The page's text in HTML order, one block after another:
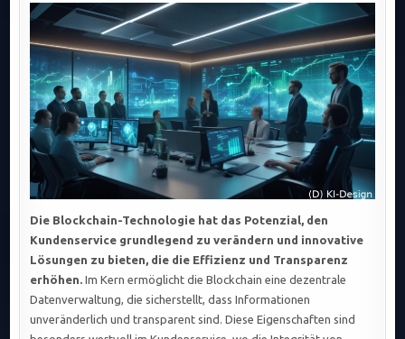
KUNDENSERVICE:
EFFIZIENZ,
TRANSPARENZ
UND
SICHERE
DATENVERWALTUNG
IM
FOKUS.
Die Blockchain-Technologie hat das Potenzial, den
Kundenservice grundlegend zu verändern und innovative
Lösungen zu bieten, die die Effizienz und Transparenz
erhöhen. Im Kern ermöglicht die Blockchain eine dezentrale
Datenverwaltung, die sicherstellt, dass Informationen
unveränderlich und transparent sind. Diese Eigenschaften sind